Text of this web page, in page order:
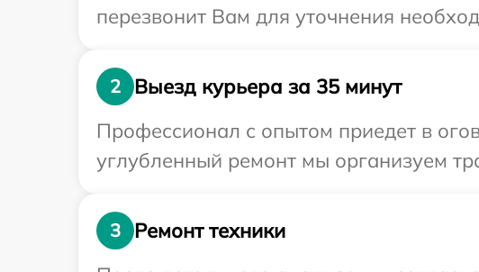
перезвонит Вам для уточнения
2
Выезд курьера за 35 минут
Профессионал с опытом приедет в
углубленный ремонт мы организуем
3
Ремонт техники